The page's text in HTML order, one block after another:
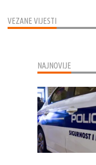
VEZANE VIJESTI
NAJNOVIJE